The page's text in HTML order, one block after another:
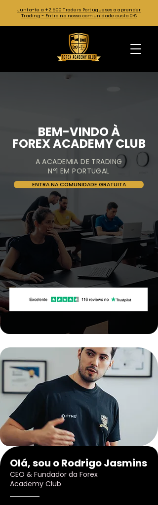
Junta-te a +2.500 Traders Portugueses a aprender
Trading - Entra na nossa comunidade custa 0€
BEM-VINDO À
FOREX ACADEMY CLUB
A ACADEMIA DE TRADING
Nº1 EM PORTUGAL
ENTRA NA COMUNIDADE GRATUITA
Olá, sou o Rodrigo Jasmins
CEO & Fundador da Forex
Academy Club